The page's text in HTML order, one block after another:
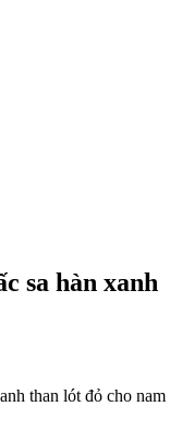
sa hàn xanh
than lót đỏ cho nam